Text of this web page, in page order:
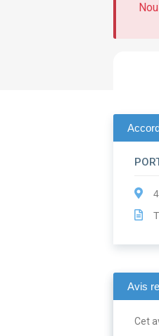
Avis
Cet